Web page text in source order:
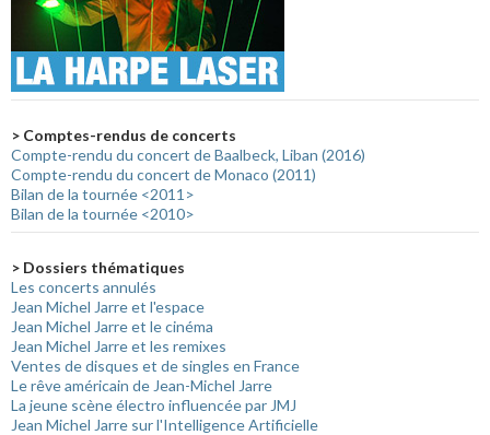
> Comptes-rendus de concerts
Compte-rendu du concert de Baalbeck, Liban (2016)
Compte-rendu du concert de Monaco (2011)
Bilan de la tournée <2011>
Bilan de la tournée <2010>
> Dossiers thématiques
Les concerts annulés
Jean Michel Jarre et l'espace
Jean Michel Jarre et le cinéma
Jean Michel Jarre et les remixes
Ventes de disques et de singles en France
Le rêve américain de Jean-Michel Jarre
La jeune scène électro influencée par JMJ
Jean Michel Jarre sur l'Intelligence Artificielle